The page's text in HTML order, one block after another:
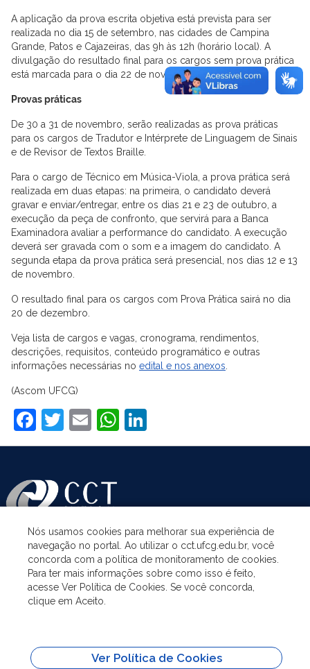
A aplicação da prova escrita objetiva está prevista para ser
realizada no dia 15 de setembro, nas cidades de Campina
Grande, Patos e Cajazeiras, das 9h às 12h (horário local). A
divulgação do resultado final para os cargos sem prova prática
está marcada para o dia 22 de novembro.
Provas práticas
De 30 a 31 de novembro, serão realizadas as prova práticas
para os cargos de Tradutor e Intérprete de Linguagem de Sinais
e de Revisor de Textos Braille.
Para o cargo de Técnico em Música-Viola, a prova prática será
realizada em duas etapas: na primeira, o candidato deverá
gravar e enviar/entregar, entre os dias 21 e 23 de outubro, a
execução da peça de confronto, que servirá para a Banca
Examinadora avaliar a performance do candidato. A execução
deverá ser gravada com o som e a imagem do candidato. A
segunda etapa da prova prática será presencial, nos dias 12 e 13
de novembro.
O resultado final para os cargos com Prova Prática sairá no dia
20 de dezembro.
Veja lista de cargos e vagas, cronograma, rendimentos,
descrições, requisitos, conteúdo programático e outras
informações necessárias no edital e nos anexos
(Ascom UFCG)
Facebook
Twitter
EmailWhatsApp
ASSUNTOS
ACESSO À INFORMAÇÃO
Nós usamos cookies para melhorar sua experiência de
navegação no portal. Ao utilizar o cct.ufcg.edu.br, você
concorda com a política de monitoramento de cookies.
Para ter mais informações sobre como isso é feito,
acesse Ver Política de Cookies. Se você concorda,
clique em Aceito.
Ver Política de Cookies